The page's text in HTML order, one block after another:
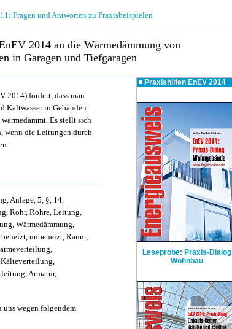
Fragen und Antworten zu Praxisbeispielen
2014 an die Wärmedämmung von
in Garagen und Tiefgaragen
2014) fordert, dass man
Kaltwasser in Gebäuden
Es stellt sich
wenn die Leitungen durch
Anlage, 5, §, 14,
Rohr, Rohre, Leitung,
Wärmedämmung,
unbeheizt, Raum,
Armatur,
uns wegen folgendem
Praxishilfen EnEV 2014
Leseprobe: Praxis-Dialog
Wohnbau